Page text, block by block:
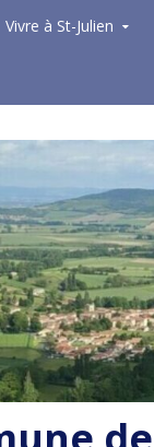
Vivre à St-Julien